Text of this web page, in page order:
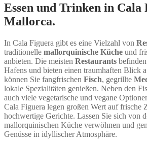
Essen und Trinken in Cala
Mallorca.
In Cala Figuera gibt es eine Vielzahl von
traditionelle mallorquinische Küche und
anbieten. Die meisten Restaurants
Hafens und bieten einen traumhaften Blick
können Sie fangfrischen Fisch, gegrillte
lokale Spezialitäten genießen. Neben den
auch viele vegetarische und vegane
Cala Figuera legen großen Wert auf frische
hochwertige Gerichte. Lassen Sie sich von
mallorquinischen Küche verwöhnen und
Genüsse in idyllischer Atmosphäre.